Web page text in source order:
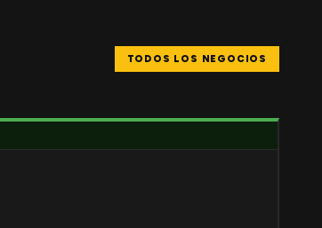
TODOS LOS NEGOCIOS